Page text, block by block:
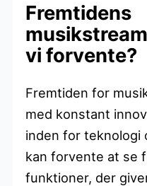
Fremtidens
vi forvente?
Fremtiden for
med konstant
inden for teknologi
kan forvente at se
funktioner, der